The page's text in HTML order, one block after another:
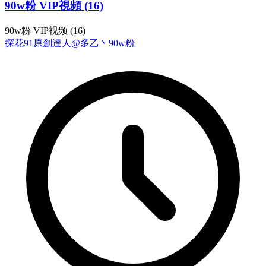
90w粉 VIP視頻 (16)
90w粉 VIP视频 (16)
探花91原創達人@多乙丶 90w粉